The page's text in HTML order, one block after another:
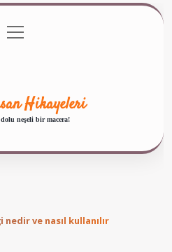
Politikası
menüyü
aç
Hikayeleri
neşeli bir macera!
ve nasıl kullanılır